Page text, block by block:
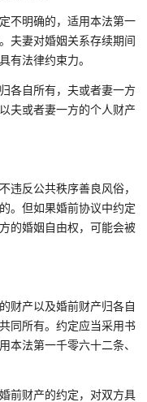
不明确的，适用本法第一
夫妻对婚姻关系存续期间
有法律约束力。
各自所有，夫或者妻一方
夫或者妻一方的个人财产
违反公共秩序善良风俗，
。但如果婚前协议中约定
的婚姻自由权，可能会被
财产以及婚前财产归各自
同所有。约定应当采用书
本法第一千零六十二条、
前财产的约定，对双方具